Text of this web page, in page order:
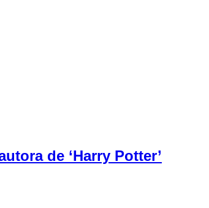
de ‘Harry Potter’